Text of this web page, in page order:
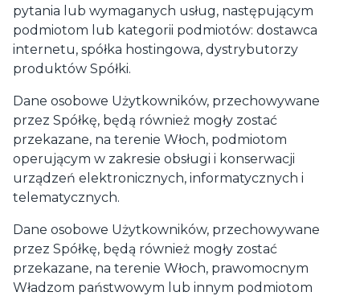
pytania lub wymaganych usług, następującym
podmiotom lub kategorii podmiotów: dostawca
internetu, spółka hostingowa, dystrybutorzy
produktów Spółki.
Dane osobowe Użytkowników, przechowywane
przez Spółkę, będą również mogły zostać
przekazane, na terenie Włoch, podmiotom
operującym w zakresie obsługi i konserwacji
urządzeń elektronicznych, informatycznych i
telematycznych.
Dane osobowe Użytkowników, przechowywane
przez Spółkę, będą również mogły zostać
przekazane, na terenie Włoch, prawomocnym
Władzom państwowym lub innym podmiotom